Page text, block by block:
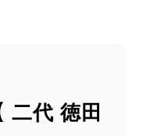
二代 徳田